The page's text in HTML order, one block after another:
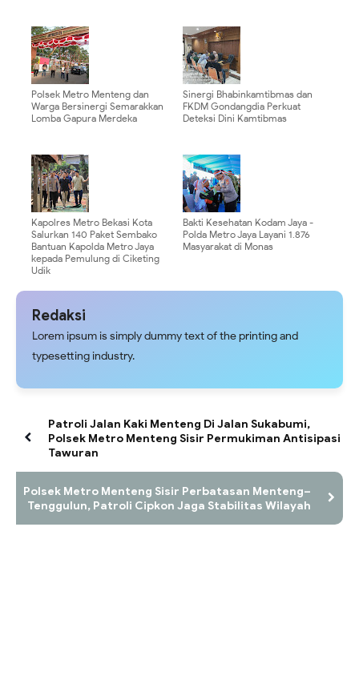
Polsek Metro Menteng dan
Warga Bersinergi Semarakkan
Lomba Gapura Merdeka
Sinergi Bhabinkamtibmas dan
FKDM Gondangdia Perkuat
Deteksi Dini Kamtibmas
Kapolres Metro Bekasi Kota
Salurkan 140 Paket Sembako
Bantuan Kapolda Metro Jaya
kepada Pemulung di Ciketing
Udik
Bakti Kesehatan Kodam Jaya -
Polda Metro Jaya Layani 1.876
Masyarakat di Monas
Redaksi
Lorem ipsum is simply dummy text of the printing and
typesetting industry.
Patroli Jalan Kaki Menteng Di Jalan Sukabumi,
Polsek Metro Menteng Sisir Permukiman Antisipasi
Tawuran
Polsek Metro Menteng Sisir Perbatasan Menteng–
Tenggulun, Patroli Cipkon Jaga Stabilitas Wilayah